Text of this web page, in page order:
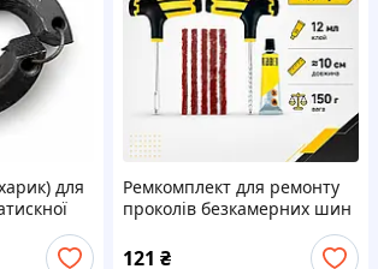
для
(крок 4
Ремкомплект для ремонту
проколів безкамерних шин
інструменти клей 12 мл 5
джгутів гума набір для шин
121 ₴